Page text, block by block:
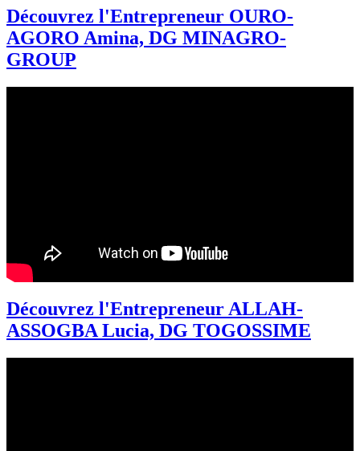
Découvrez l'Entrepreneur OURO-
AGORO Amina, DG MINAGRO-
GROUP
Découvrez l'Entrepreneur ALLAH-
ASSOGBA Lucia, DG TOGOSSIME